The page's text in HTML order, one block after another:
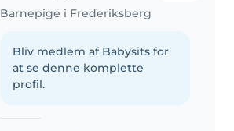
Barnepige i Frederiksberg
Bliv medlem af Babysits for
at se denne komplette
profil.